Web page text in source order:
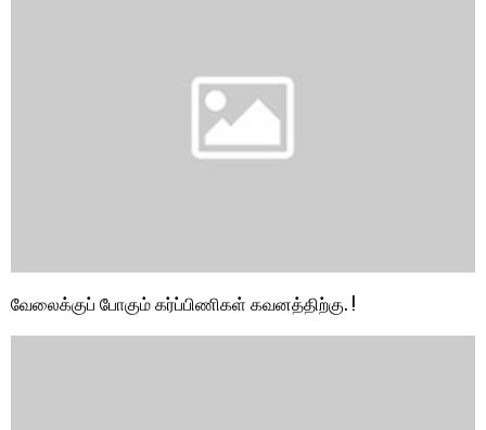
வேலைக்குப் போகும் கர்ப்பிணிகள் கவனத்திற்கு. !